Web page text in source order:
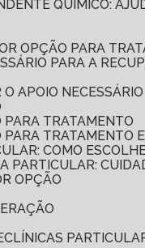
QUÍMICO:
OPÇÃO PARA
PARA A
APOIO NECESSÁRIO
PARA TRATAMENTO
PARA TRATAMENTO
COMO
PARTICULAR:
OPÇÃO
CLÍNICAS